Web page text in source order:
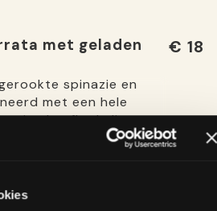
met geladen
spinazie en
met een hele
knoflookolie.
met paneer gevulde
toe
€ 18